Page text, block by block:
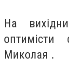
На
оптимісти
Миколая .